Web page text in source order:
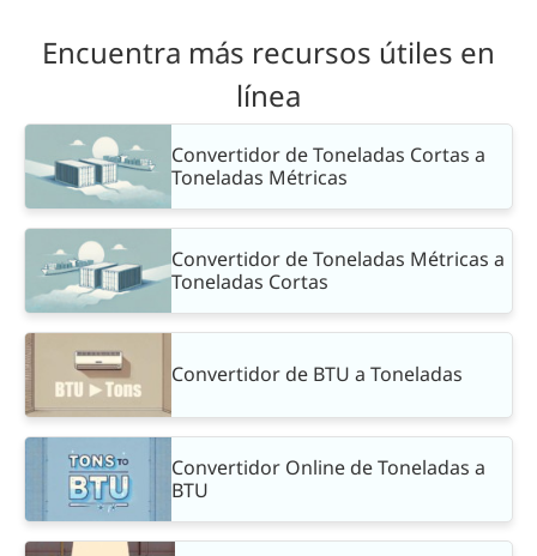
Encuentra más recursos útiles en
línea
Convertidor de Toneladas Cortas a
Toneladas Métricas
Convertidor de Toneladas Métricas a
Toneladas Cortas
Convertidor de BTU a Toneladas
Convertidor Online de Toneladas a
BTU